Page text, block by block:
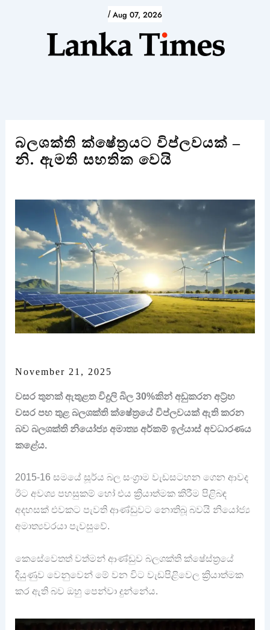
/ Aug 07, 2026
බලශක්ති ක්ෂේත්‍රයට විප්ලවයක් –
නි. ඇමති සහතික වෙයි
November 21, 2025
වසර තුනක් ඇතුළත විදුලි බිල 30%කින් අඩුකරන අට්‍ර්හ
වසර පහ තුළ බලශක්ති ක්ෂේත්‍රයේ විප්ලවයක් ඇති කරන
බව බලශක්ති නියෝජ්‍ය අමාත්‍ය අර්කම් ඉල්යාස් අවධාරණය
කළේය.
2015-16 සමයේ සූර්ය බල සංග්‍රාම වැඩසටහන ගෙන ආවද
ඊට අවශ්‍ය පහසුකම් හෝ එය ක්‍රියාත්මක කිරීම පිළිබඳ
අදහසක් එවකට පැවති ආණ්ඩුවට නොතිබූ බවයි නියෝජ්‍ය
අමාත්‍යවරයා පැවසුවේ.
කෙසේවෙතත් වත්මන් ආණ්ඩුව බලශක්ති ක්ෂේස්ත්‍රයේ
දියුණුව වෙනුවෙන් මේ වන විට වැඩපිළිවෙල ක්‍රියාත්මක
කර ඇති බව ඔහු පෙන්වා දුන්නේය.